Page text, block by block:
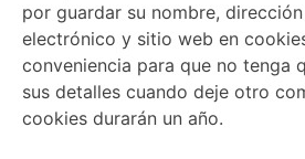
por guardar su nombre,
electrónico y sitio web en
conveniencia para que no tenga
sus detalles cuando deje otro
cookies durarán un año.